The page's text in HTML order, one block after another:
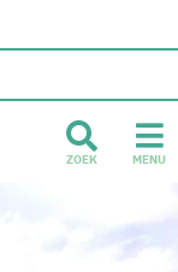
ZOEK MENU